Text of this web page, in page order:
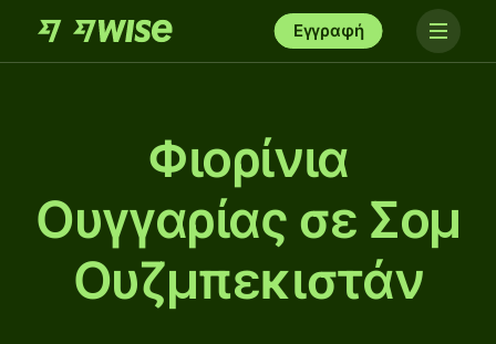
Εγγραφή
Φιορίνια
Ουγγαρίας σε Σομ
Ουζμπεκιστάν